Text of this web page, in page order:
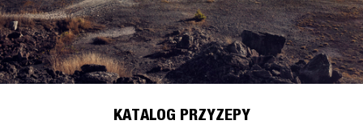
KATALOG PRZYZEPY